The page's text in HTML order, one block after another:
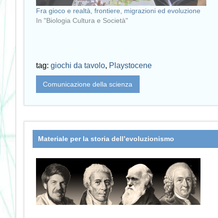
Fra gioco e realtà, frontiere, migrazioni ed evoluzione
In "Biologia Cultura e Società"
tag: giochi da tavolo, Playstocene
Comunicazione della scienza
Materiale per la storia dell’evoluzionismo